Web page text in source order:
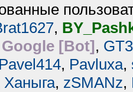
,
Google [Bot],
Pavel414, Pavluxa,
Ханыга, zSMANz,